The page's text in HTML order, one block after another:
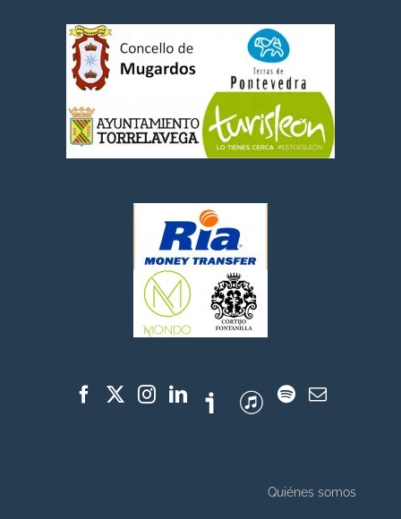
Quiénes somos